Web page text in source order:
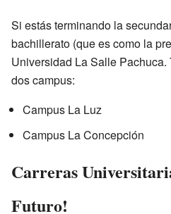
Si estás terminando la
bachillerato (que es como la
Universidad La Salle
dos campus:
Campus La Luz
Campus La Concepción
Carreras
Futuro!